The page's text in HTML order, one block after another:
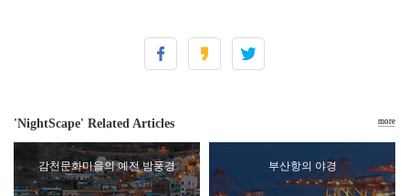
'NightScape' Related Articles
감천문화마을의 예전 밤풍경 부산항의 야경
more